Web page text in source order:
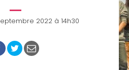
2022 à 14h30